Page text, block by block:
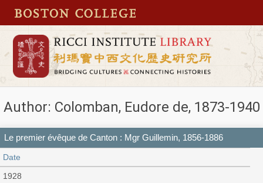
Author: Colomban, Eudore de, 1873-1940
Le premier évêque de Canton : Mgr Guillemin, 1856-1886
Date
1928